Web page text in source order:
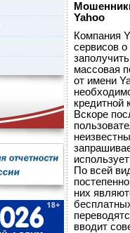
Yahoo
Компания
сервисов
массовая
от имени
кредитной
Вскоре
По всей
них
вводит